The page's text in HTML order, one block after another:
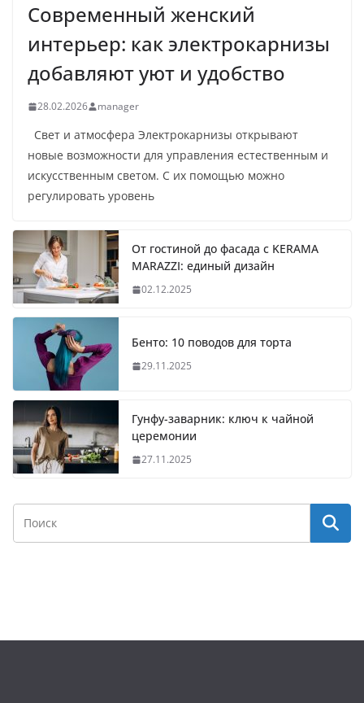
Современный женский
интерьер: как электрокарнизы
добавляют уют и удобство
28.02.2026 manager
Свет и атмосфера Электрокарнизы открывают
новые возможности для управления естественным и
искусственным светом. С их помощью можно
регулировать уровень
От гостиной до фасада с KERAMA
MARAZZI: единый дизайн
02.12.2025
Бенто: 10 поводов для торта
29.11.2025
Гунфу-заварник: ключ к чайной
церемонии
27.11.2025